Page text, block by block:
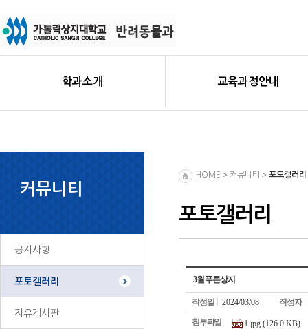
학과소개 교육과정안내
커뮤니티
공지사항
포토갤러리
자유게시판
HOME > 커뮤니티 > 포토갤러리
포토갤러리
3월 푸른상지
작성일 2024/03/08 작성자
첨부파일 1.jpg (126.0 KB)